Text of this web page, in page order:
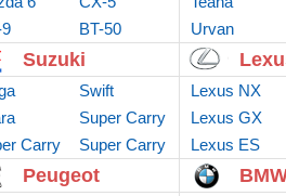
BT-50
Urvan
Suzuki
Swift
Super Carry
Van
Carry
Super Carry
Pro
Lexus NX
Lexus GX
Lexus ES
Peugeot